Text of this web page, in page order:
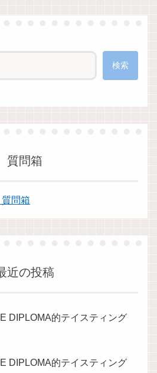
検索
質問箱
質問箱
近の投稿
DIPLOMA的テイスティング
DIPLOMA的テイスティング